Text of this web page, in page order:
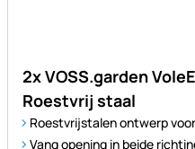
2x VOSS.garden
Roestvrij staal
Roestvrijstalen ontwerp
Vang opening in beide